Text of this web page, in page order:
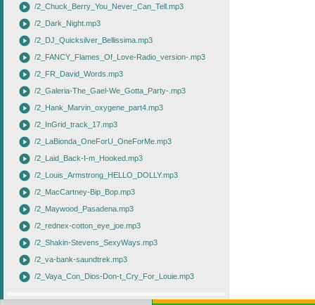
play_circle /2_Chuck_Berry_You_Never_Can_Tell.mp3
play_circle /2_Dark_Night.mp3
play_circle /2_DJ_Quicksilver_Bellissima.mp3
play_circle /2_FANCY_Flames_Of_Love-Radio_version-.mp3
play_circle /2_FR_David_Words.mp3
play_circle /2_Galeria-The_Gael-We_Gotta_Party-.mp3
play_circle /2_Hank_Marvin_oxygene_part4.mp3
play_circle /2_InGrid_track_17.mp3
play_circle /2_LaBionda_OneForU_OneForMe.mp3
play_circle /2_Laid_Back-I-m_Hooked.mp3
play_circle /2_Louis_Armstrong_HELLO_DOLLY.mp3
play_circle /2_MacCartney-Bip_Bop.mp3
play_circle /2_Maywood_Pasadena.mp3
play_circle /2_rednex-cotton_eye_joe.mp3
play_circle /2_Shakin-Stevens_SexyWays.mp3
play_circle /2_va-bank-saundtrek.mp3
play_circle /2_Vaya_Con_Dios-Don-t_Cry_For_Louie.mp3